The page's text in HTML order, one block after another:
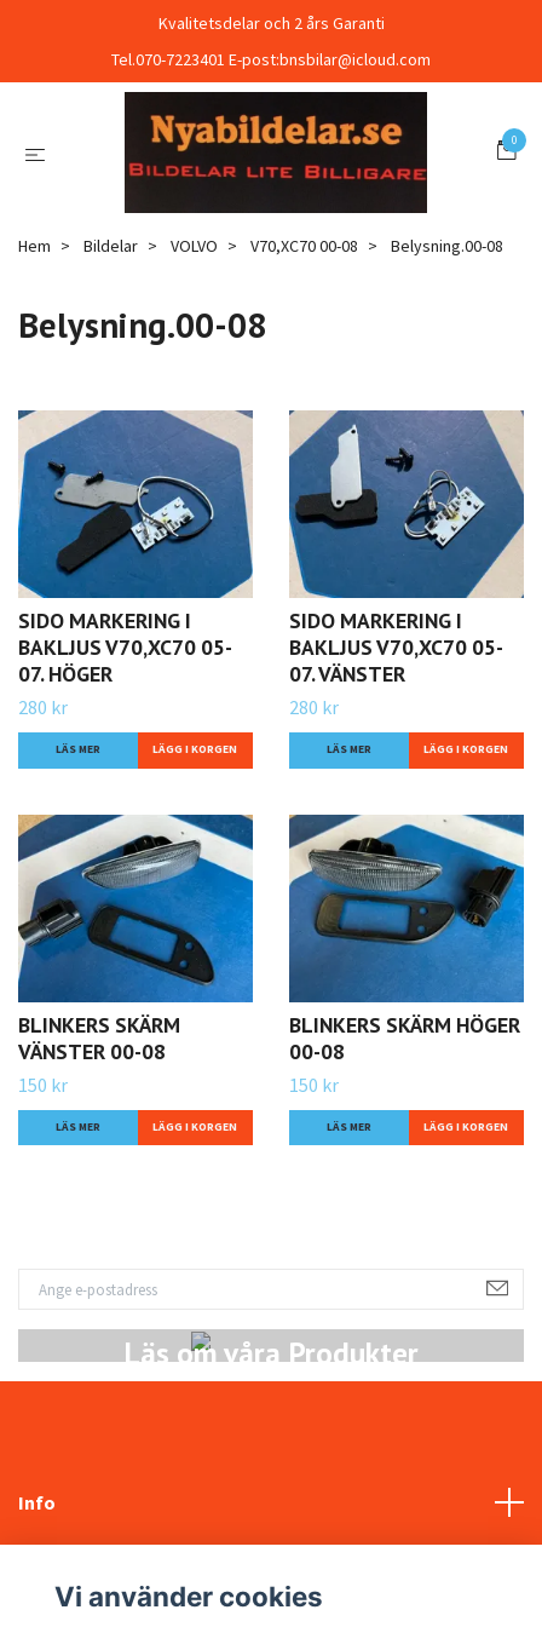
Kvalitetsdelar och 2 års Garanti
Tel.070-7223401 E-post:bnsbilar@icloud.com
0
Läs om våra Produkter
Hem Bildelar VOLVO V70,XC70 00-08 Belysning.00-08
Belysning.00-08
SIDO MARKERING I
BAKLJUS V70,XC70 05-
07. HÖGER
280 kr
LÄS MER
SIDO MARKERING I
BAKLJUS V70,XC70 05-
07. VÄNSTER
280 kr
LÄS MER
BLINKERS SKÄRM
VÄNSTER 00-08
150 kr
LÄS MER
BLINKERS SKÄRM HÖGER
00-08
150 kr
LÄS MER
Info
Vi använder cookies